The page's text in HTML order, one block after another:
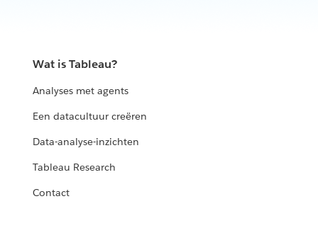
Wat is Tableau?
Analyses met agents
Een datacultuur creëren
Data-analyse-inzichten
Tableau Research
Contact